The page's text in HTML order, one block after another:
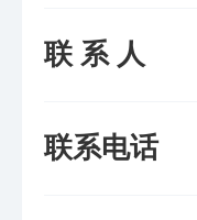
联 系 人
联系电话